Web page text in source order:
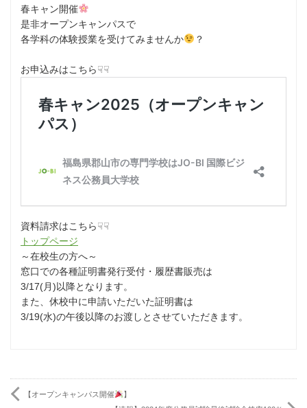
春キャン開催
是非オープンキャンパスで
各学科の体験授業を受けてみませんか
？
お申込みはこちら☟☟
資料請求はこちら☟☟
トップページ
⁡～在校生の方へ～
窓口での各種証明書発行受付・履歴書販売は
3/17(月)以降となります。
また、休校中に申請いただいた証明書は
3/19(水)の午後以降のお渡しとさせていただきます。
【オープンキャンパス開催
】